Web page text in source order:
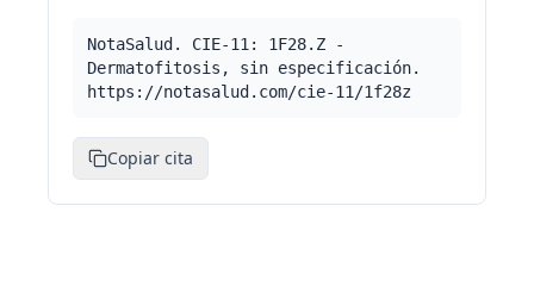
NotaSalud. CIE-11: 1F28.Z -
Dermatofitosis, sin especificación.
https://notasalud.com/cie-11/1f28z
Copiar cita